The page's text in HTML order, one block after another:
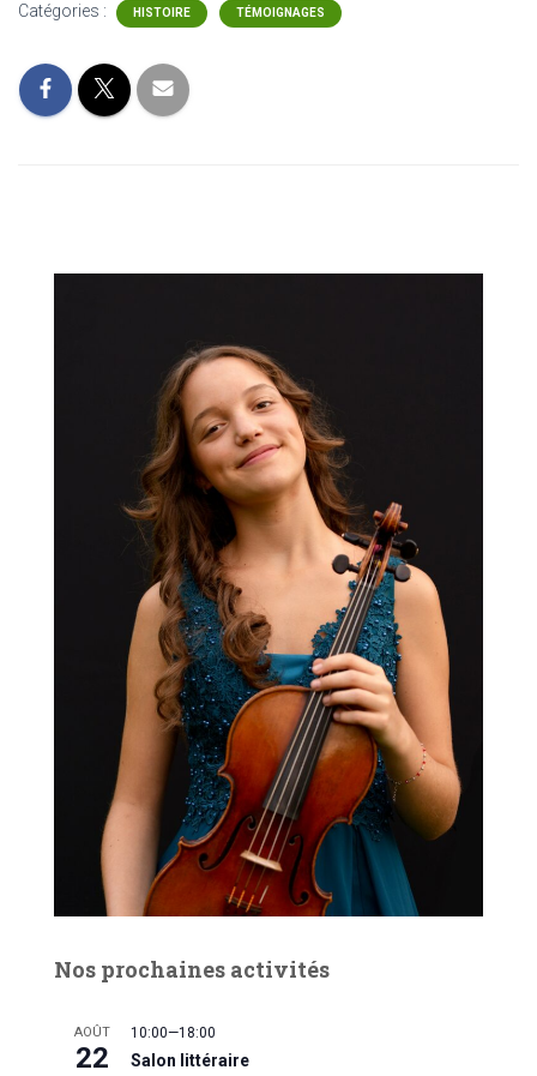
Catégories : HISTOIRE TÉMOIGNAGES
Nos prochaines activités
AOÛT
22
10:00—18:00
Salon littéraire